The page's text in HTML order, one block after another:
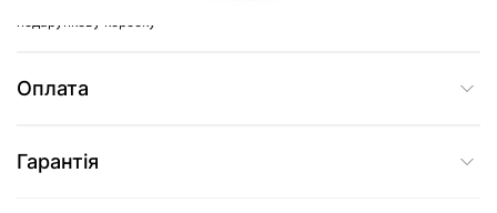
подарункову коробку
Оплата
Гарантія